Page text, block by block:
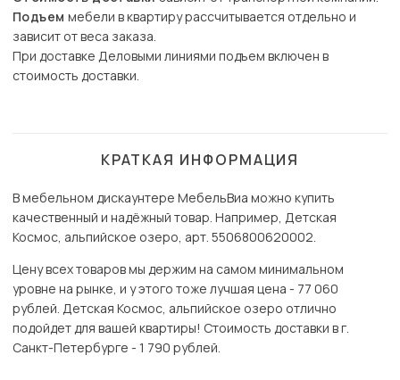
Подъем мебели в квартиру рассчитывается отдельно и
зависит от веса заказа.
При доставке Деловыми линиями подъем включен в
стоимость доставки.
КРАТКАЯ ИНФОРМАЦИЯ
В мебельном дискаунтере МебельВиа можно купить
качественный и надёжный товар. Например, Детская
Космос, альпийское озеро, арт. 5506800620002.
Цену всех товаров мы держим на самом минимальном
уровне на рынке, и у этого тоже лучшая цена - 77 060
рублей. Детская Космос, альпийское озеро отлично
подойдет для вашей квартиры! Стоимость доставки в г.
Санкт-Петербурге - 1 790 рублей.